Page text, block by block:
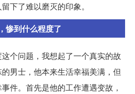
下了难以磨灭的印象。
惨到什么程度了
个问题，我想起了一个真实的故
男士，他本来生活幸福美满，但
件。首先是他的工作遭遇变故，